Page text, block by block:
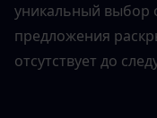
уникальный выбор
предложения
отсутствует до